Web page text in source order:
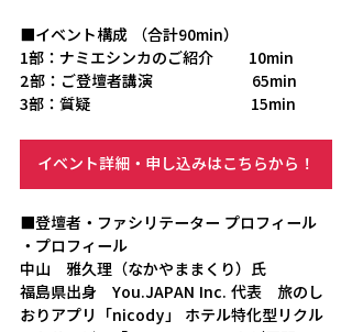
■イベント構成 （合計90min）
1部：ナミエシンカのご紹介　　 10min
2部：ご登壇者講演　　   　　　  65min
3部：質疑　　　　　　　 　　    15min
イベント詳細・申し込みはこちらから！
■登壇者・ファシリテーター プロフィール
・プロフィール
中山　雅久理（なかやままくり）氏
福島県出身　You.JAPAN Inc. 代表　旅のし
おりアプリ「nicody」 ホテル特化型リクル